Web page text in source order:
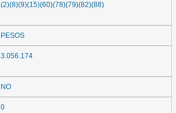
(2)(8)(9)(15)(60)(78)(79)(82)(88)
PESOS
3.056.174
NO
0